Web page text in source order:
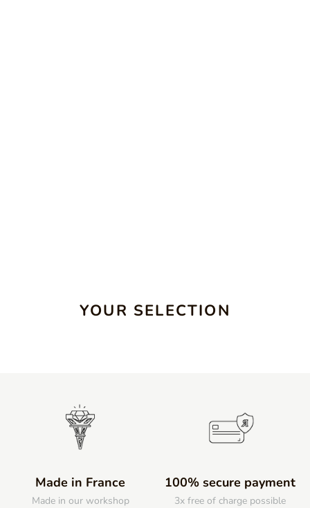
YOUR SELECTION
Made in France
Made in our workshop
100% secure payment
3x free of charge possible